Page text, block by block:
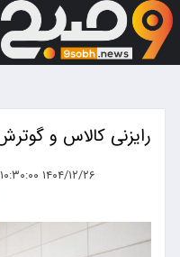
رایزنی کالاس و
۱۴۰۴/۱۲/۲۶ ۱۰:۳۰:۰۰